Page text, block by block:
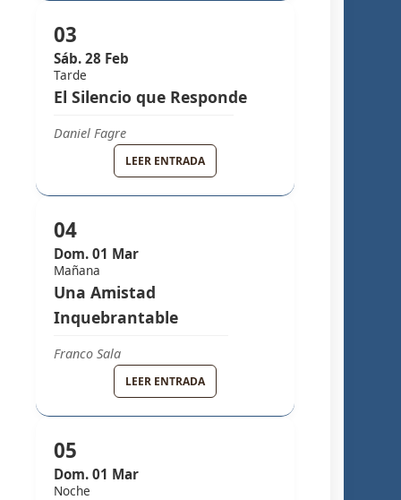
03
Sáb. 28 Feb
Tarde
El Silencio que Responde
Daniel Fagre
LEER ENTRADA
04
Dom. 01 Mar
Mañana
Una Amistad
Inquebrantable
Franco Sala
LEER ENTRADA
05
Dom. 01 Mar
Noche